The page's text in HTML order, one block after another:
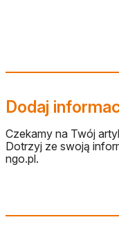
Dodaj
Czekamy na Twój
Dotrzyj ze swoją
ngo.pl.